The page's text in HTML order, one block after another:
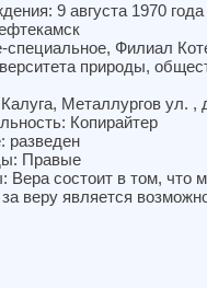
9 августа 1970 года
специальное, Филиал
природы,
Металлургов ул. ,
Копирайтер
разведен
Правые
Вера состоит в том, что
веру является